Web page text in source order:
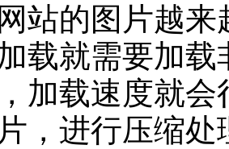
站的图片越
载就需要加
加载速度就
，进行压缩